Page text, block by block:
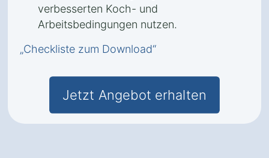
verbesserten Koch- und
Arbeitsbedingungen nutzen.
„Checkliste zum Download“
Jetzt Angebot erhalten